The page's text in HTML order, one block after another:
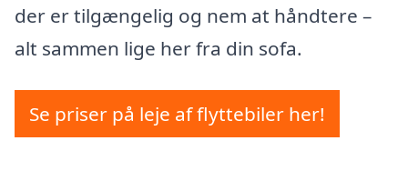
der er tilgængelig og nem at håndtere –
alt sammen lige her fra din sofa.
Se priser på leje af flyttebiler her!